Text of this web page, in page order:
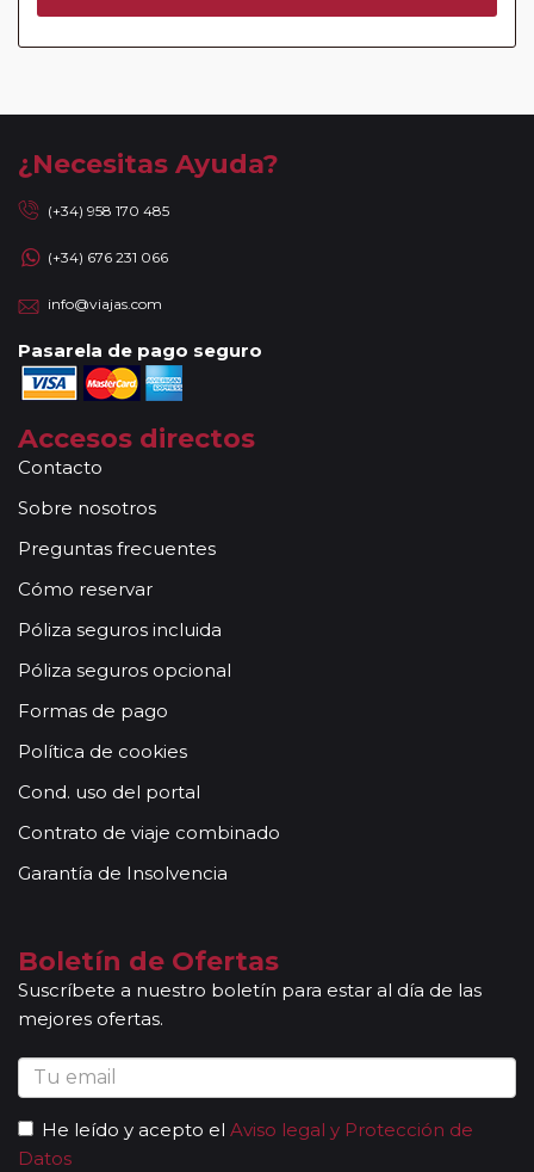
¿Necesitas Ayuda?
(+34) 958 170 485
(+34) 676 231 066
info@viajas.com
Pasarela de pago seguro
Accesos directos
Contacto
Sobre nosotros
Preguntas frecuentes
Cómo reservar
Póliza seguros incluida
Póliza seguros opcional
Formas de pago
Política de cookies
Cond. uso del portal
Contrato de viaje combinado
Garantía de Insolvencia
Boletín de Ofertas
Suscríbete a nuestro boletín para estar al día de las
mejores ofertas.
He leído y acepto el Aviso legal y Protección de
Datos